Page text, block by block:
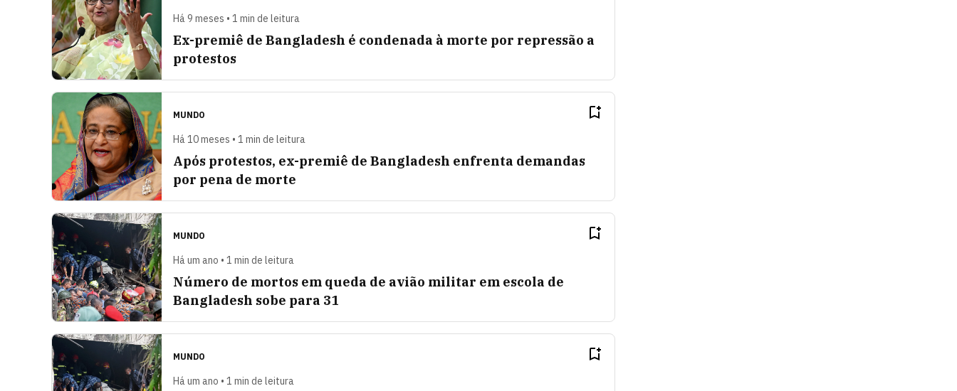
Há 9 meses • 1 min de leitura
Ex-premiê de Bangladesh é condenada à morte por repressão a
protestos
MUNDO
Há 10 meses • 1 min de leitura
Após protestos, ex-premiê de Bangladesh enfrenta demandas
por pena de morte
MUNDO
Há um ano • 1 min de leitura
Número de mortos em queda de avião militar em escola de
Bangladesh sobe para 31
MUNDO
Há um ano • 1 min de leitura